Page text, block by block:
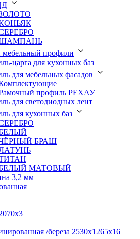
профили
царга для кухонных баз
для мебельных фасадов
профиль РЕХАУ
для светодиодных лент
для кухонных баз
БРАШ
МАТОВЫЙ
3,2 мм
/береза 2530х1265х16